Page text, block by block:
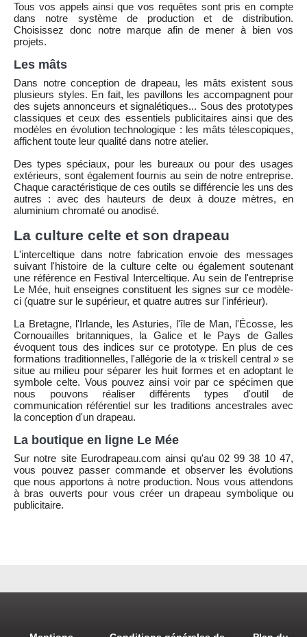
Tous vos appels ainsi que vos requêtes sont pris en compte
dans notre système de production et de distribution.
Choisissez donc notre marque afin de mener à bien vos
projets.
Les mâts
Dans notre conception de drapeau, les mâts existent sous
plusieurs styles. En fait, les pavillons les accompagnent pour
des sujets annonceurs et signalétiques... Sous des prototypes
classiques et ceux des essentiels publicitaires ainsi que des
modèles en évolution technologique : les mâts télescopiques,
affichent toute leur qualité dans notre atelier.
Des types spéciaux, pour les bureaux ou pour des usages
extérieurs, sont également fournis au sein de notre entreprise.
Chaque caractéristique de ces outils se différencie les uns des
autres : avec des hauteurs de deux à douze mètres, en
aluminium chromaté ou anodisé.
La culture celte et son drapeau
L'interceltique dans notre fabrication envoie des messages
suivant l'histoire de la culture celte ou également soutenant
une référence en Festival Interceltique. Au sein de l'entreprise
Le Mée, huit enseignes constituent les signes sur ce modèle-
ci (quatre sur le supérieur, et quatre autres sur l'inférieur).
La Bretagne, l'Irlande, les Asturies, l'île de Man, l'Écosse, les
Cornouailles britanniques, la Galice et le Pays de Galles
évoquent tous des indices sur ce prototype. En plus de ces
formations traditionnelles, l'allégorie de la « triskell central » se
situe au milieu pour séparer les huit formes et en adoptant le
symbole celte. Vous pouvez ainsi voir par ce spécimen que
nous pouvons réaliser différents types d'outil de
communication référentiel sur les traditions ancestrales avec
la conception d'un drapeau.
La boutique en ligne Le Mée
Sur notre site Eurodrapeau.com ainsi qu'au 02 99 38 10 47,
vous pouvez passer commande et observer les évolutions
que nous apportons à notre production. Nous vous attendons
à bras ouverts pour vous créer un drapeau symbolique ou
publicitaire.